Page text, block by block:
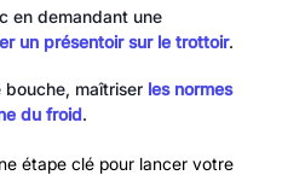
en demandant une
un présentoir sur le trottoir.
bouche, maîtriser les normes
du froid.
étape clé pour lancer votre